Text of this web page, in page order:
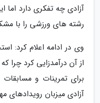
آزادی چه تفکری دارد اما
رشته های ورزشی را با
وی در ادامه اعلام کرد:
از آن درآمدزایی کرد چرا
برای تمرینات و